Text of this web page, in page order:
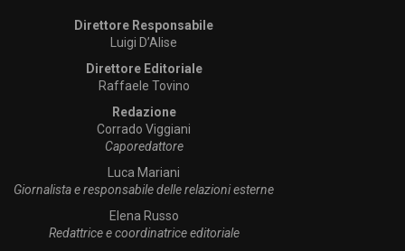
Direttore Responsabile
Luigi D’Alise
Direttore Editoriale
Raffaele Tovino
Redazione
Corrado Viggiani
Caporedattore
Luca Mariani
Giornalista e responsabile delle relazioni esterne
Elena Russo
Redattrice e coordinatrice editoriale